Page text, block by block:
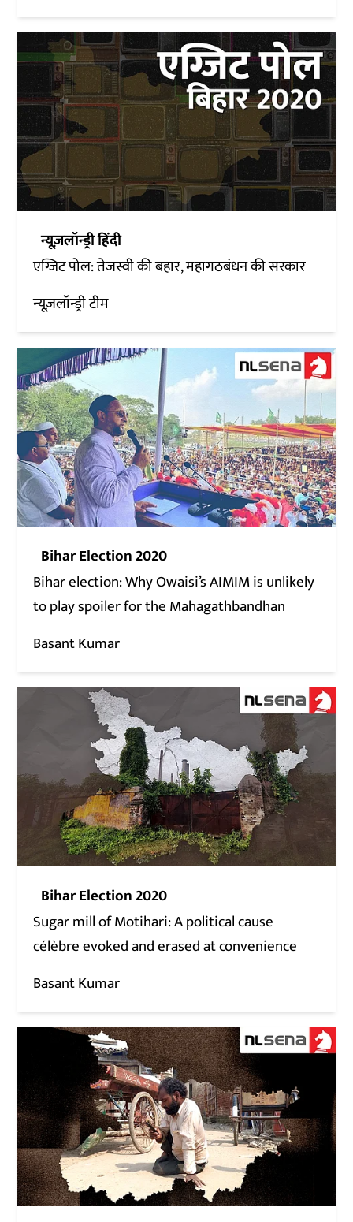
न्यूज़लॉन्ड्री हिंदी
एग्जिट पोल: तेजस्वी की बहार, महागठबंधन की सरकार
न्यूज़लॉन्ड्री टीम
Bihar Election 2020
Bihar election: Why Owaisi’s AIMIM is unlikely
to play spoiler for the Mahagathbandhan
Basant Kumar
Bihar Election 2020
Sugar mill of Motihari: A political cause
célèbre evoked and erased at convenience
Basant Kumar